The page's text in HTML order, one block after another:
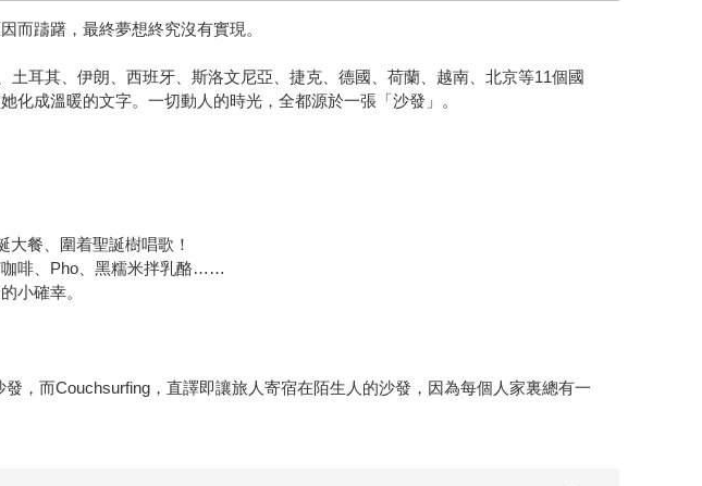
而躊躇，最終夢想終究沒有實現。
耳其、伊朗、西班牙、斯洛文尼亞、捷克、德國、荷蘭、越南、北京等11個國
成溫暖的文字。一切動人的時光，全都源於一張「沙發」。
餐、圍着聖誕樹唱歌！
咖啡、Pho、黑糯米拌乳酪……
小確幸。
，而Couchsurfing，直譯即讓旅人寄宿在陌生人的沙發，因為每個人家裏總有一